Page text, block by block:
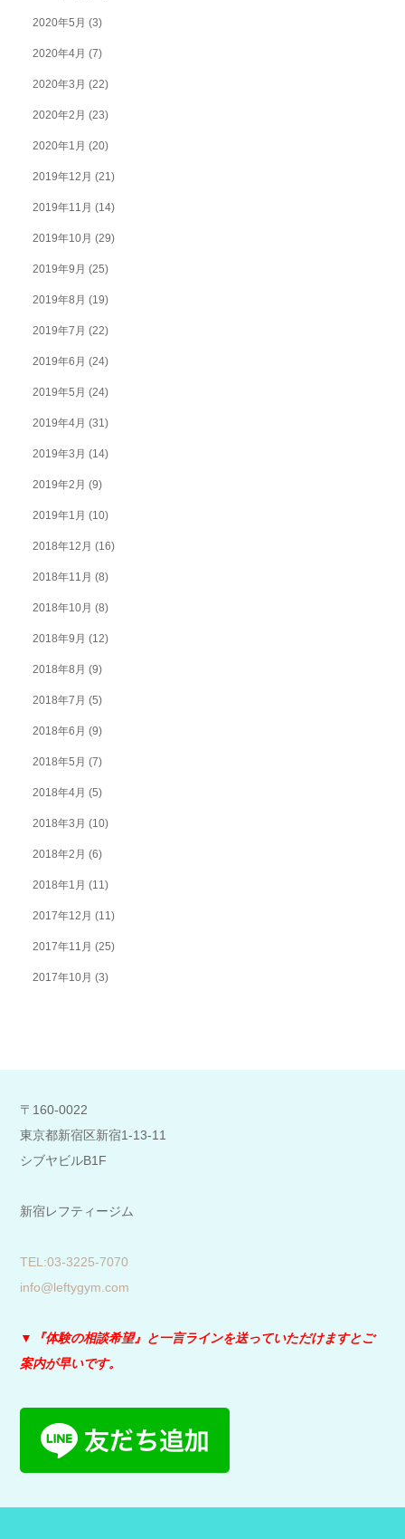
2020年5月 (3)
2020年4月 (7)
2020年3月 (22)
2020年2月 (23)
2020年1月 (20)
2019年12月 (21)
2019年11月 (14)
2019年10月 (29)
2019年9月 (25)
2019年8月 (19)
2019年7月 (22)
2019年6月 (24)
2019年5月 (24)
2019年4月 (31)
2019年3月 (14)
2019年2月 (9)
2019年1月 (10)
2018年12月 (16)
2018年11月 (8)
2018年10月 (8)
2018年9月 (12)
2018年8月 (9)
2018年7月 (5)
2018年6月 (9)
2018年5月 (7)
2018年4月 (5)
2018年3月 (10)
2018年2月 (6)
2018年1月 (11)
2017年12月 (11)
2017年11月 (25)
2017年10月 (3)
〒160-0022
東京都新宿区新宿1-13-11
シブヤビルB1F
新宿レフティージム
​TEL:03-3225-7070
info@leftygym.com
▼『体験の相談希望』と一言ラインを送っていただけますとご
案内が早いです。